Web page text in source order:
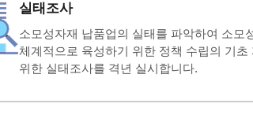
실태조사
소모성자재 납품업의 실태를 파악하여 소모
체계적으로 육성하기 위한 정책 수립의 기초
위한 실태조사를 격년 실시합니다.